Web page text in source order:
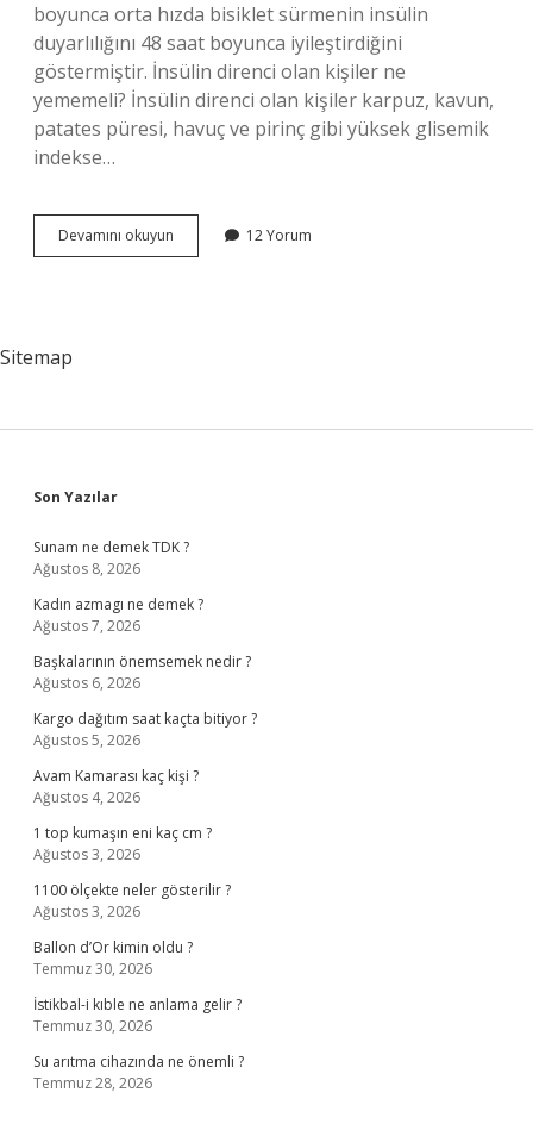
boyunca orta hızda bisiklet sürmenin insülin
duyarlılığını 48 saat boyunca iyileştirdiğini
göstermiştir. İnsülin direnci olan kişiler ne
yememeli? İnsülin direnci olan kişiler karpuz, kavun,
patates püresi, havuç ve pirinç gibi yüksek glisemik
indekse…
Devamını okuyun
Direnci
12 Yorum
Sitemap
Sidebar
Son Yazılar
Sunam ne demek TDK ?
Ağustos 8, 2026
Kadın azmagı ne demek ?
Ağustos 7, 2026
Başkalarının önemsemek nedir ?
Ağustos 6, 2026
Kargo dağıtım saat kaçta bitiyor ?
Ağustos 5, 2026
Avam Kamarası kaç kişi ?
Ağustos 4, 2026
1 top kumaşın eni kaç cm ?
Ağustos 3, 2026
1100 ölçekte neler gösterilir ?
Ağustos 3, 2026
Ballon d’Or kimin oldu ?
Temmuz 30, 2026
İstikbal-i kıble ne anlama gelir ?
Temmuz 30, 2026
Su arıtma cihazında ne önemli ?
Temmuz 28, 2026